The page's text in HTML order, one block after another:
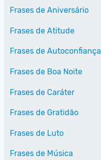
Frases de Aniversário
Frases de Atitude
Frases de Autoconfiança
Frases de Boa Noite
Frases de Caráter
Frases de Gratidão
Frases de Luto
Frases de Música